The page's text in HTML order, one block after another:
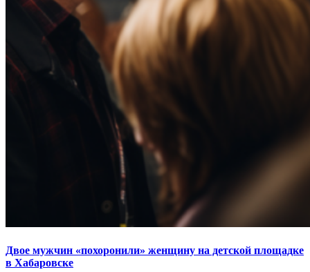
Двое мужчин «похоронили» женщину на детской площадке
в Хабаровске